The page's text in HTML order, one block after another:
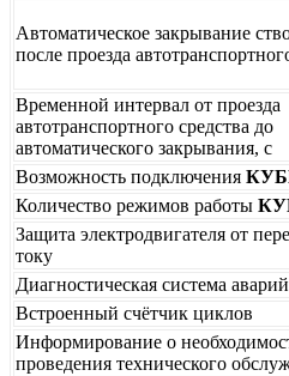
Автоматическое закрывание
после проезда
Временной интервал от проезда
автотранспортного средства до
автоматического закрывания, с
Возможность подключения
Количество режимов работы
Защита электродвигателя от
току
Диагностическая система аварий
Встроенный счётчик циклов
Информирование о
проведения технического